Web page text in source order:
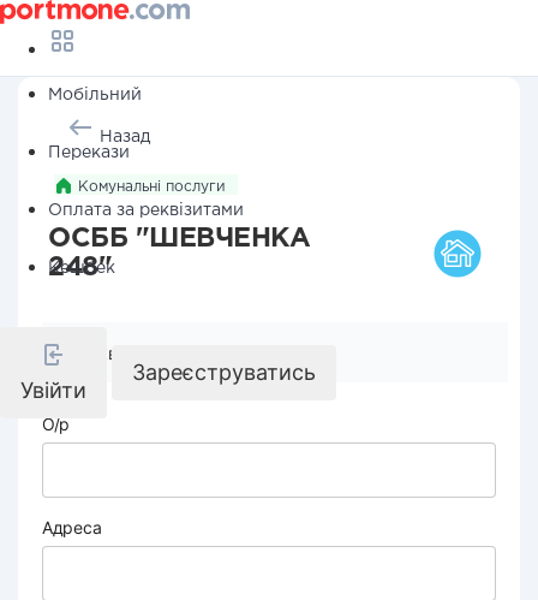
Мобільний
Перекази
Оплата за реквізитами
Кешбек
Увійти
Зареєструватись
Назад
Комунальні послуги
ОСББ "ШЕВЧЕНКА
248"
Реквізити компанії
О/р
Адреса